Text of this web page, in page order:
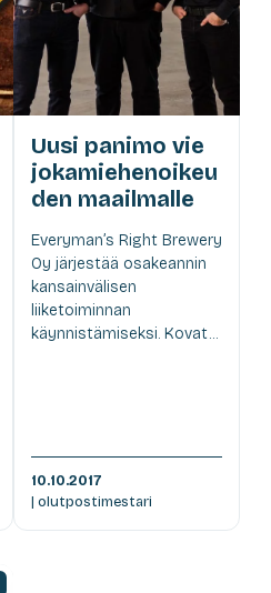
Uusi panimo vie
jokamiehenoikeu
den maailmalle
Everyman’s Right Brewery
Oy järjestää osakeannin
kansainvälisen
liiketoiminnan
käynnistämiseksi. Kovat...
10.10.2017
| olutpostimestari